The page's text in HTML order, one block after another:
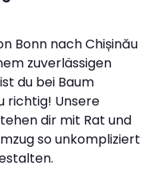
Bonn nach Chișinău
zuverlässigen
du bei Baum
richtig! Unsere
dir mit Rat und
so unkompliziert